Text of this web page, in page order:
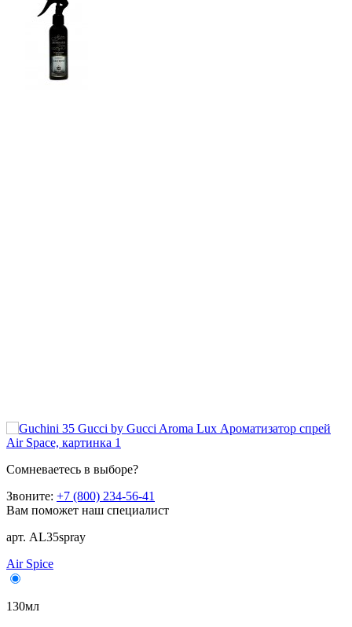
Сомневаетесь в выборе?
Звоните: +7 (800) 234-56-41
Вам поможет наш специалист
арт. AL35spray
Air Spice
130мл